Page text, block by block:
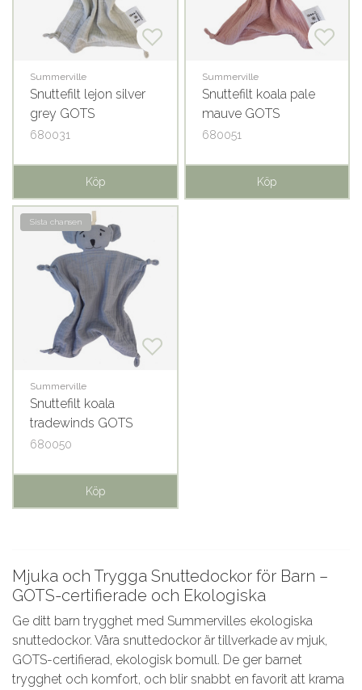
Summerville
Snuttefilt lejon silver
grey GOTS
680031
Köp
Summerville
Snuttefilt koala pale
mauve GOTS
680051
Köp
Sista chansen
Summerville
Snuttefilt koala
tradewinds GOTS
680050
Köp
Mjuka och Trygga Snuttedockor för Barn –
GOTS-certifierade och Ekologiska
Ge ditt barn trygghet med Summervilles ekologiska
snuttedockor. Våra snuttedockor är tillverkade av mjuk,
GOTS-certifierad, ekologisk bomull. De ger barnet
trygghet och komfort, och blir snabbt en favorit att krama